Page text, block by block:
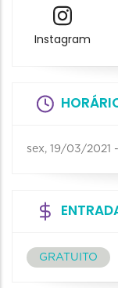
Instagram
sex, 19/03/2021
GRATUITO